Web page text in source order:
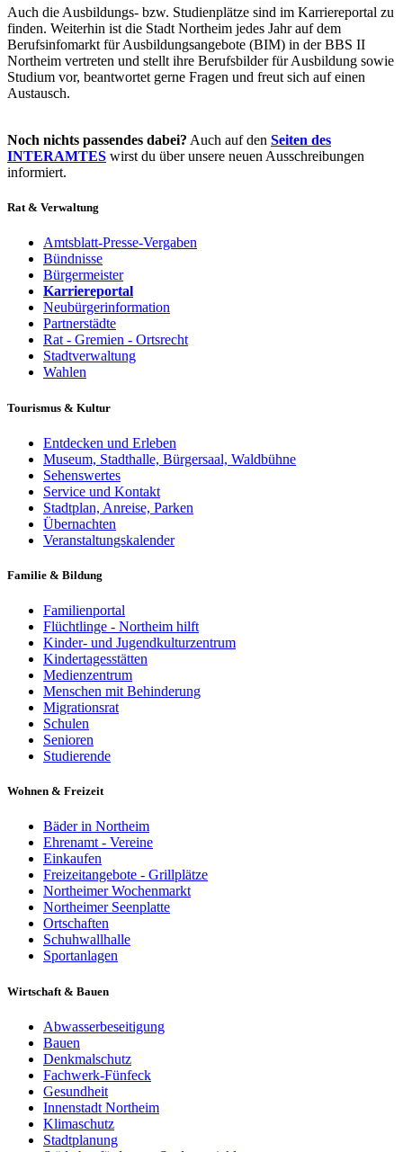
Auch die Ausbildungs- bzw. Studienplätze sind im Karriereportal zu
finden. Weiterhin ist die Stadt Northeim jedes Jahr auf dem
Berufsinfomarkt für Ausbildungsangebote (BIM) in der BBS II
Northeim vertreten und stellt ihre Berufsbilder für Ausbildung sowie
Studium vor, beantwortet gerne Fragen und freut sich auf einen
Austausch.
Noch nichts passendes dabei? Auch auf den Seiten des
INTERAMTES wirst du über unsere neuen Ausschreibungen
informiert.
Rat & Verwaltung
Amtsblatt-Presse-Vergaben
Bündnisse
Bürgermeister
Karriereportal
Neubürgerinformation
Partnerstädte
Rat - Gremien - Ortsrecht
Stadtverwaltung
Wahlen
Tourismus & Kultur
Entdecken und Erleben
Museum, Stadthalle, Bürgersaal, Waldbühne
Sehenswertes
Service und Kontakt
Stadtplan, Anreise, Parken
Übernachten
Veranstaltungskalender
Familie & Bildung
Familienportal
Flüchtlinge - Northeim hilft
Kinder- und Jugendkulturzentrum
Kindertagesstätten
Medienzentrum
Menschen mit Behinderung
Migrationsrat
Schulen
Senioren
Studierende
Wohnen & Freizeit
Bäder in Northeim
Ehrenamt - Vereine
Einkaufen
Freizeitangebote - Grillplätze
Northeimer Wochenmarkt
Northeimer Seenplatte
Ortschaften
Schuhwallhalle
Sportanlagen
Wirtschaft & Bauen
Abwasserbeseitigung
Bauen
Denkmalschutz
Fachwerk-Fünfeck
Gesundheit
Innenstadt Northeim
Klimaschutz
Stadtplanung